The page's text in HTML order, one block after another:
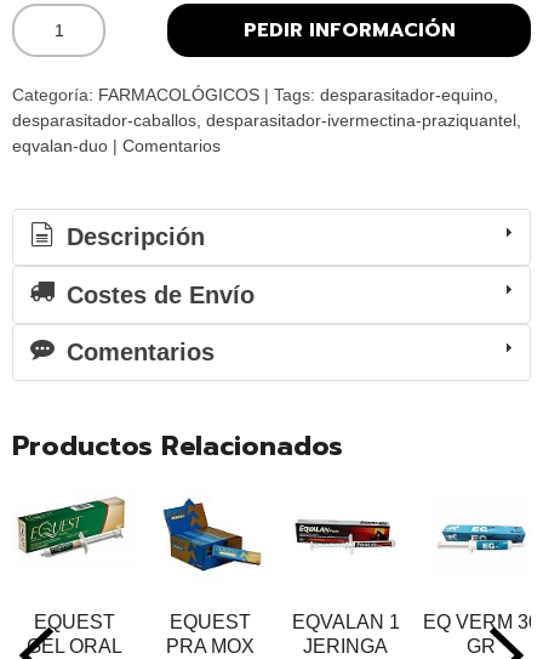
PEDIR INFORMACIÓN
Categoría: FARMACOLÓGICOS | Tags: desparasitador-equino
desparasitador-caballos desparasitador-ivermectina-praziquantel
eqvalan-duo | Comentarios
Descripción
Costes de Envío
Comentarios
Productos Relacionados
EQUEST
GEL ORAL
EQUEST
PRA MOX
EQVALAN 1
JERINGA
EQ VERM 30
GR